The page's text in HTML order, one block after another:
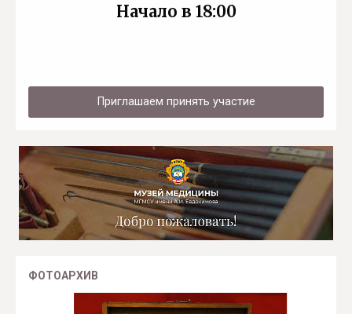
Начало в 18:00
Приглашаем принять участие
ФОТОАРХИВ